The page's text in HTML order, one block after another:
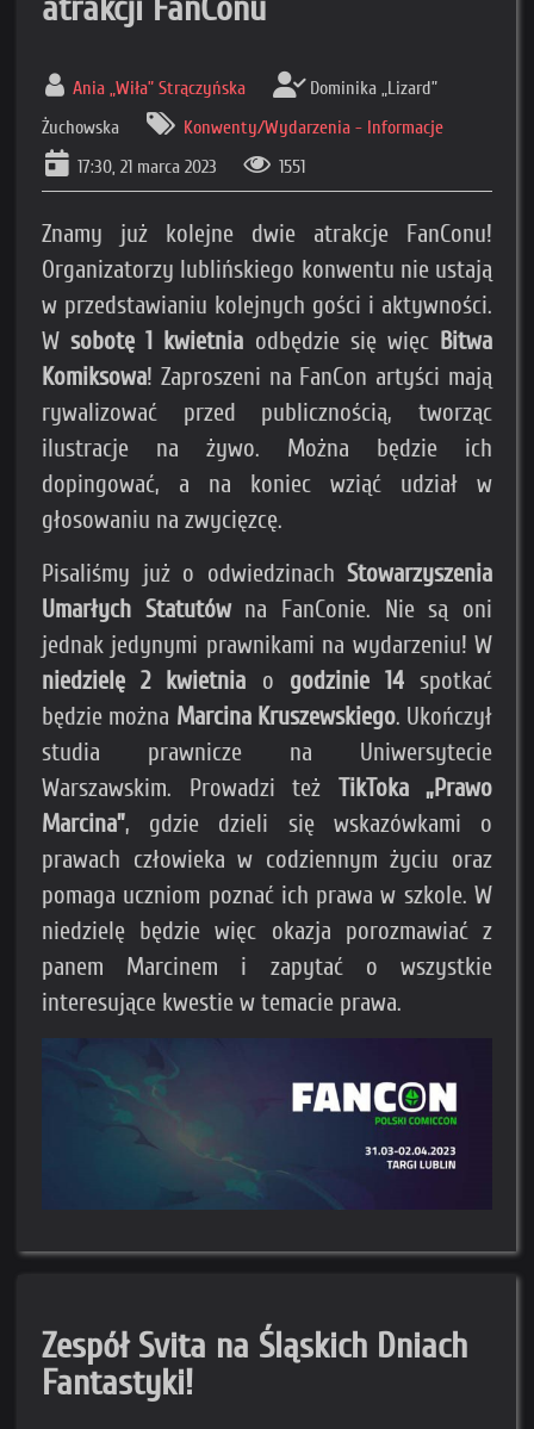
atrakcji FanConu
Ania „Wiła” Strączyńska
Dominika „Lizard”
Żuchowska
Konwenty/Wydarzenia - Informacje
17:30, 21 marca 2023
1551
Znamy już kolejne dwie atrakcje FanConu!
Organizatorzy lublińskiego konwentu nie ustają
w przedstawianiu kolejnych gości i aktywności.
Wsobotę 1 kwietnia odbędzie się więc Bitwa
Komiksowa! Zaproszeni na FanCon artyści mają
rywalizować przed publicznością, tworząc
ilustracje na żywo. Można będzie ich
dopingować, a na koniec wziąć udział w
głosowaniu na zwycięzcę.
Pisaliśmy już o odwiedzinach Stowarzyszenia
Umarłych Statutówna FanConie. Nie są oni
jednak jedynymi prawnikami na wydarzeniu! W
niedzielę 2 kwietnia o godzinie 14spotkać
będzie można Marcina Kruszewskiego. Ukończył
studia prawnicze na Uniwersytecie
Warszawskim. Prowadzi też TikToka „Prawo
Marcina”, gdzie dzieli się wskazówkami o
prawach człowieka w codziennym życiu oraz
pomaga uczniom poznać ich prawa w szkole. W
niedzielę będzie więc okazja porozmawiać z
panem Marcinem i zapytać o wszystkie
interesujące kwestie w temacie prawa.
Zespół Svita na Śląskich Dniach
Fantastyki!